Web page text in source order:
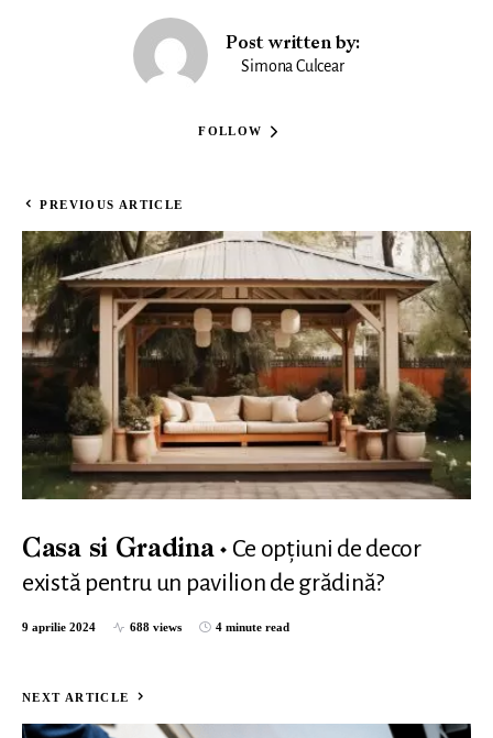
Post written by:
Simona Culcear
FOLLOW
PREVIOUS ARTICLE
Casa si Gradina
Ce opțiuni de decor
există pentru un pavilion de grădină?
9 aprilie 2024 688 views 4 minute read
NEXT ARTICLE